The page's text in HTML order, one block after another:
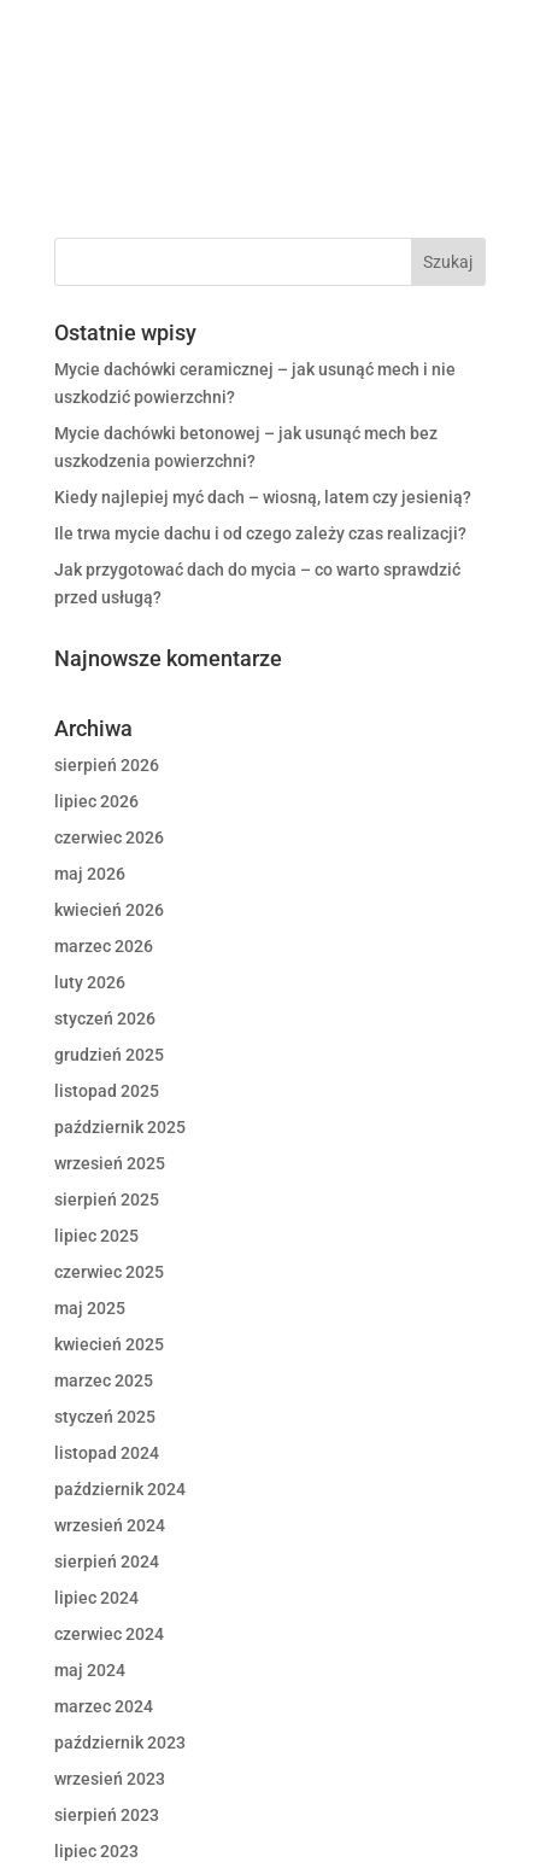
Ostatnie wpisy
Mycie dachówki ceramicznej – jak usunąć mech i nie
uszkodzić powierzchni?
Mycie dachówki betonowej – jak usunąć mech bez
uszkodzenia powierzchni?
Kiedy najlepiej myć dach – wiosną, latem czy jesienią?
Ile trwa mycie dachu i od czego zależy czas realizacji?
Jak przygotować dach do mycia – co warto sprawdzić
przed usługą?
Najnowsze komentarze
Archiwa
sierpień 2026
lipiec 2026
czerwiec 2026
maj 2026
kwiecień 2026
marzec 2026
luty 2026
styczeń 2026
grudzień 2025
listopad 2025
październik 2025
wrzesień 2025
sierpień 2025
lipiec 2025
czerwiec 2025
maj 2025
kwiecień 2025
marzec 2025
styczeń 2025
listopad 2024
październik 2024
wrzesień 2024
sierpień 2024
lipiec 2024
czerwiec 2024
maj 2024
marzec 2024
październik 2023
wrzesień 2023
sierpień 2023
lipiec 2023